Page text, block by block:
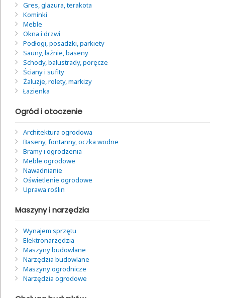
Gres, glazura, terakota
Kominki
Meble
Okna i drzwi
Podłogi, posadzki, parkiety
Sauny, łaźnie, baseny
Schody, balustrady, poręcze
Ściany i sufity
Żaluzje, rolety, markizy
Łazienka
Ogród i otoczenie
Architektura ogrodowa
Baseny, fontanny, oczka wodne
Bramy i ogrodzenia
Meble ogrodowe
Nawadnianie
Oświetlenie ogrodowe
Uprawa roślin
Maszyny i narzędzia
Wynajem sprzętu
Elektronarzędzia
Maszyny budowlane
Narzędzia budowlane
Maszyny ogrodnicze
Narzędzia ogrodowe